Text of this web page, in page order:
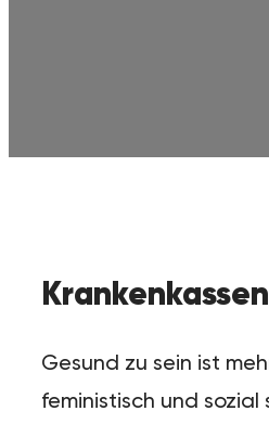
Krankenkassen
Gesund zu sein ist
feministisch und